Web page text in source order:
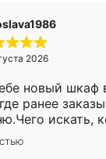
2026
новый шкаф
ранее
искать,
Служит
нет.